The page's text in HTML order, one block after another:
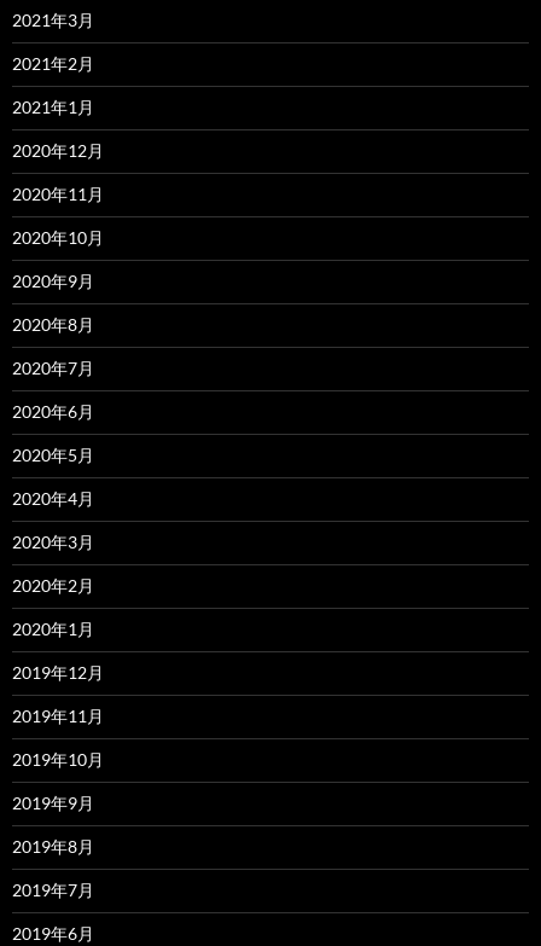
2021年3月
2021年2月
2021年1月
2020年12月
2020年11月
2020年10月
2020年9月
2020年8月
2020年7月
2020年6月
2020年5月
2020年4月
2020年3月
2020年2月
2020年1月
2019年12月
2019年11月
2019年10月
2019年9月
2019年8月
2019年7月
2019年6月